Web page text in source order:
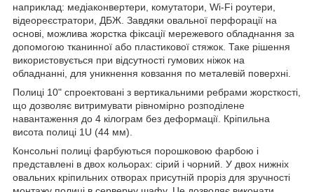
наприклад: медіаконвертери, комутатори, Wi-Fi роутери,
відеореєстратори, ДБЖ. Завдяки овальної перфорації на
основі, можлива жорстка фіксації мережевого обладнання за
допомогою тканинної або пластикової стяжок. Таке рішення
використовується при відсутності гумових ніжок на
обладнанні, для уникнення ковзання по металевій поверхні.
Полиці 10" спроектовані з вертикальними ребрами жорсткості,
що дозволяє витримувати рівномірно розподілене
навантаження до 4 кілограм без деформації. Кріпильна
висота полиці 1U (44 мм).
Консольні полиці фарбуються порошковою фарбою і
представлені в двох кольорах: сірий і чорний. У двох нижніх
овальних кріпильних отворах присутній проріз для зручності